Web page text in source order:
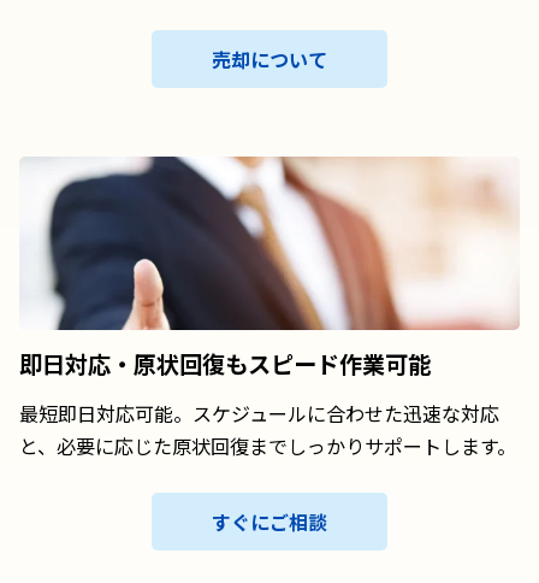
売却について
即日対応・原状回復もスピード作業可能
最短即日対応可能。スケジュールに合わせた迅速な対応
と、必要に応じた原状回復までしっかりサポートします。
すぐにご相談